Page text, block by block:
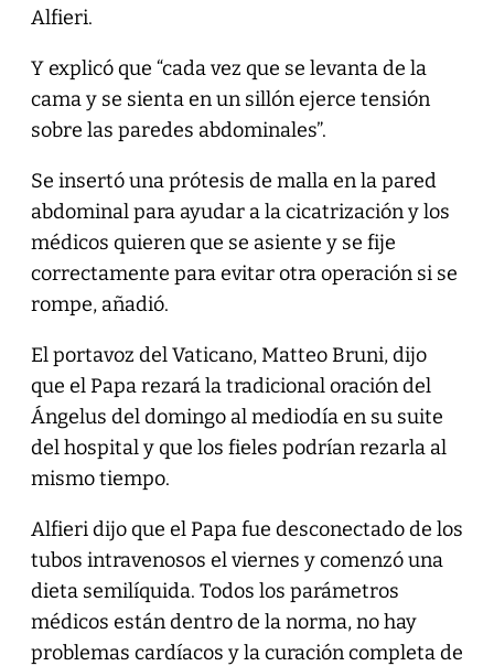
Alfieri.
Y explicó que “cada vez que se levanta de la
cama y se sienta en un sillón ejerce tensión
sobre las paredes abdominales”.
Se insertó una prótesis de malla en la pared
abdominal para ayudar a la cicatrización y los
médicos quieren que se asiente y se fije
correctamente para evitar otra operación si se
rompe, añadió.
El portavoz del Vaticano, Matteo Bruni, dijo
que el Papa rezará la tradicional oración del
Ángelus del domingo al mediodía en su suite
del hospital y que los fieles podrían rezarla al
mismo tiempo.
Alfieri dijo que el Papa fue desconectado de los
tubos intravenosos el viernes y comenzó una
dieta semilíquida. Todos los parámetros
médicos están dentro de la norma, no hay
problemas cardíacos y la curación completa de